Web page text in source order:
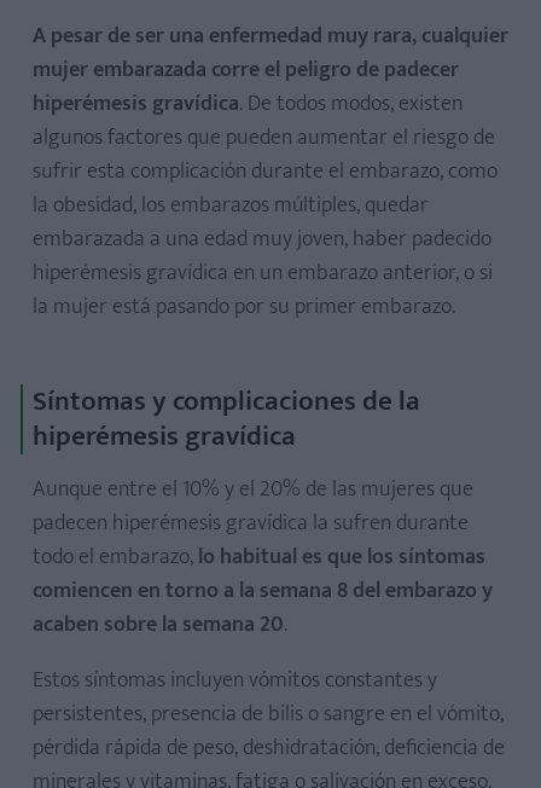
A pesar de ser una enfermedad muy rara, cualquier
mujer embarazada corre el peligro de padecer
hiperémesis gravídica. De todos modos, existen
algunos factores que pueden aumentar el riesgo de
sufrir esta complicación durante el embarazo, como
la obesidad, los embarazos múltiples, quedar
embarazada a una edad muy joven, haber padecido
hiperémesis gravídica en un embarazo anterior, o si
la mujer está pasando por su primer embarazo.
Síntomas y complicaciones de la
hiperémesis gravídica
Aunque entre el 10% y el 20% de las mujeres que
padecen hiperémesis gravídica la sufren durante
todo el embarazo,lo habitual es que los síntomas
comiencen en torno a la semana 8 del embarazo y
acaben sobre la semana 20.
Estos síntomas incluyen vómitos constantes y
persistentes, presencia de bilis o sangre en el vómito,
pérdida rápida de peso, deshidratación, deficiencia de